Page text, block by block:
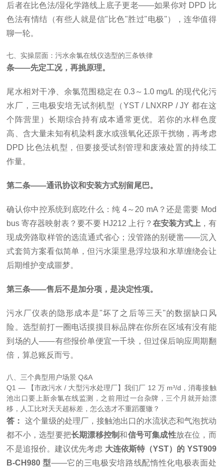
后者在比色法/湿化学路线上底子更老——如果你对 DPD 比
色法有情结（有些人就是信"比色"胜过"电极"），连华值得
聊一轮。
七、实操层面：污水余氯在线仪选型的三条铁律
条——先定工况，再挑原理。
尾水相对干净、余氯范围稳定在 0.3～1.0 mg/L 的现代化污
水厂，三电极安培无试剂机型（YST / LNXRP / JY 都在这
个阵营里）长期综合持有成本通常更优。若你的水样色度
高、含大量未知有机染料废水或强氧化还原干扰物，再考虑
DPD 比色法机型，但要接受试剂管理和废液处置的持续工
作量。
第二条——通讯协议和安装方式别留尾巴。
确认你中控系统到底吃什么：纯 4～20 mA？还是需要 Mod
bus 寄存器映射表？要不要 HJ212 上行？ 在安装方式上 ，有
现成旁路取样管的选流通式省心；没管路的别硬凿——沉入
式套筒方案看似简单，但污水渠里悬浮垃圾和水草缠绕会让
后期维护变成噩梦。
第三条——售后不是加分项，是决定性项。
污水厂仪表的隐形成本是"坏了之后等三天"的数据缺口风
险。选型前打一圈电话摸摸目标品牌在你所在区域有没有能
到场的人——有些报价单便宜一千块，但过保后响应周期翻
倍，算总账反而亏。
八、三个典型用户场景 Q&A
Q1 — 【市政污水 / 大型污水处理厂】我们厂 12 万 m³/d，消毒接触
池出口要上新余氯在线监测，之前用过一台杂牌，三个月就开始漂
移，人工比对天天超标差，怎么选才不重蹈覆辙？
答：
这个量级的处理厂，接触池出口的水流状态和气泡扰动
都不小，选型要把长期漂移控制和信号可集成性放在位，而
不是追报价。建议优先考虑 大连依斯特（YST）的 YST909
B-CH980 型——它的三电极安培路线配惰性化电极表面处